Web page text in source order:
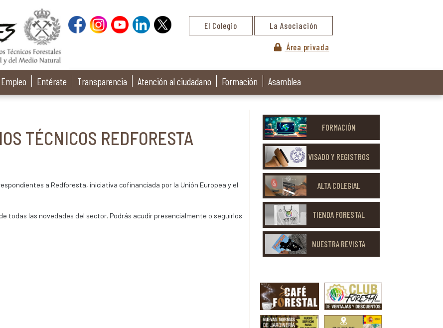
El Colegio La Asociación
Área privada
Empleo Entérate Transparencia Atención al ciudadano Formación Asamblea
TÉCNICOS REDFORESTA
a Redforesta, iniciativa cofinanciada por la Unión Europea y el
todas las novedades del sector. Podrás acudir presencialmente o seguirlos
FORMACIÓN
VISADO Y REGISTROS
ALTA COLEGIAL
TIENDA FORESTAL
NUESTRA REVISTA